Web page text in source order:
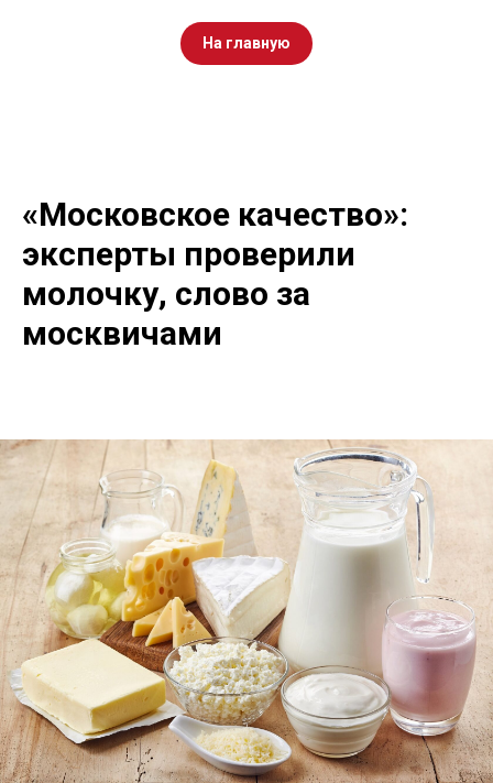
На главную
«Московское качество»:
эксперты проверили
молочку, слово за
москвичами